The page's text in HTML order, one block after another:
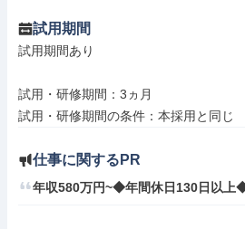
試用期間
試用期間あり
試用・研修期間：3ヵ月
仕事に関するPR
年収580万円~◆年間休日130日以上